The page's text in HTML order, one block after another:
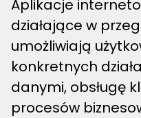
Aplikacje
działające w
umożliwiają
konkretnych
danymi, obsługę
procesów